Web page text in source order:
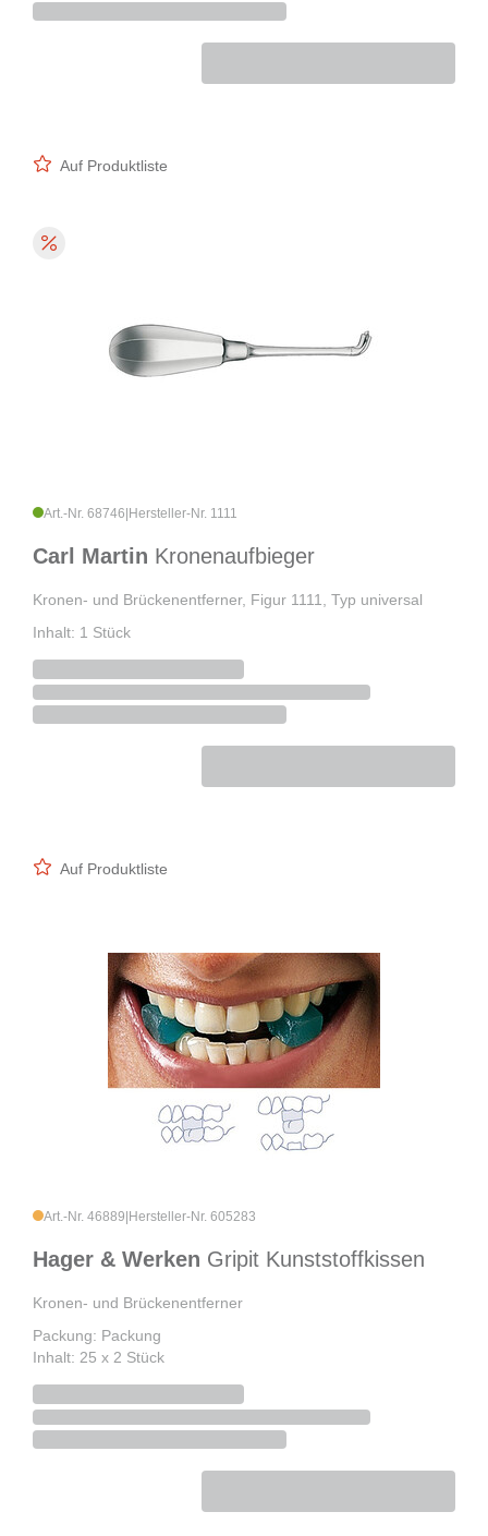
Auf Produktliste
Art.-Nr. 68746 Hersteller-Nr. 1111
Carl Martin Kronenaufbieger
Kronen- und Brückenentferner, Figur 1111, Typ universal
Inhalt: 1 Stück
Auf Produktliste
Art.-Nr. 46889 Hersteller-Nr. 605283
Hager & Werken Gripit Kunststoffkissen
Kronen- und Brückenentferner
Packung: Packung
Inhalt: 25 x 2 Stück